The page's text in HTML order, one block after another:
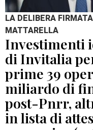
LA DELIBERA
MATTARELLA
Investimenti
di Invitalia
prime 39
miliardo di
post-Pnrr,
in lista di